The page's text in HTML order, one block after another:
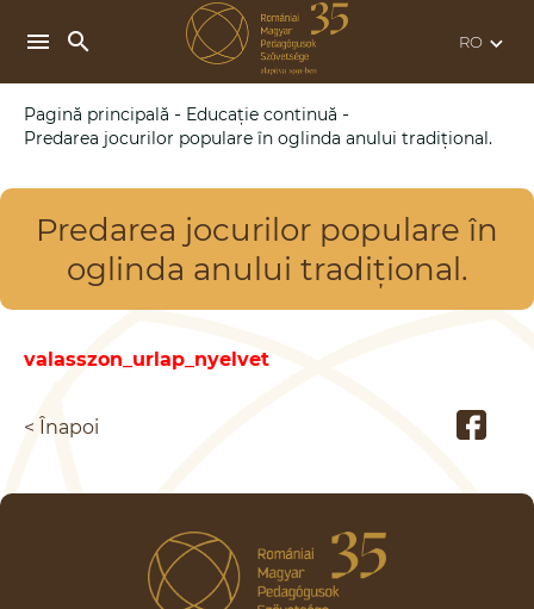
menu search keyboard_arrow_down
Pagină principală - Educație continuă -
Predarea jocurilor populare în oglinda anului tradițional.
Predarea jocurilor populare în
oglinda anului tradițional.
valasszon_urlap_nyelvet
< Înapoi